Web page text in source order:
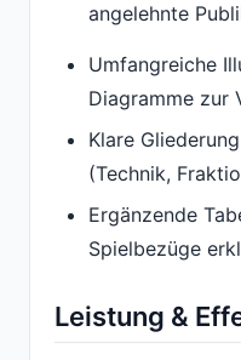
angelehnte
Umfangreiche
Diagramme zur
Klare
(Technik,
Ergänzende
Spielbezüge
Leistung &